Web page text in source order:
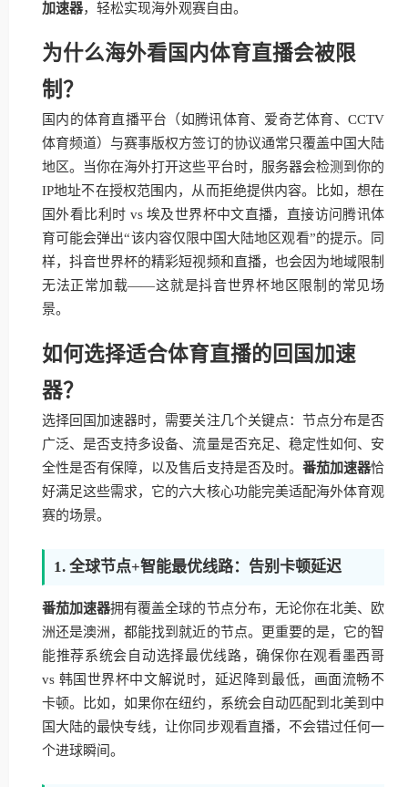
加速器，轻松实现海外观赛自由。
为什么海外看国内体育直播会被限
制？
国内的体育直播平台（如腾讯体育、爱奇艺体育、CCTV
体育频道）与赛事版权方签订的协议通常只覆盖中国大陆
地区。当你在海外打开这些平台时，服务器会检测到你的
IP地址不在授权范围内，从而拒绝提供内容。比如，想在
国外看比利时 vs 埃及世界杯中文直播，直接访问腾讯体
育可能会弹出“该内容仅限中国大陆地区观看”的提示。同
样，抖音世界杯的精彩短视频和直播，也会因为地域限制
无法正常加载——这就是抖音世界杯地区限制的常见场
景。
如何选择适合体育直播的回国加速
器？
选择回国加速器时，需要关注几个关键点：节点分布是否
广泛、是否支持多设备、流量是否充足、稳定性如何、安
全性是否有保障，以及售后支持是否及时。 番茄加速器恰
好满足这些需求，它的六大核心功能完美适配海外体育观
赛的场景。
1. 全球节点+智能最优线路：告别卡顿延迟
番茄加速器拥有覆盖全球的节点分布，无论你在北美、欧
洲还是澳洲，都能找到就近的节点。更重要的是，它的智
能推荐系统会自动选择最优线路，确保你在观看墨西哥
vs 韩国世界杯中文解说时，延迟降到最低，画面流畅不
卡顿。比如，如果你在纽约，系统会自动匹配到北美到中
国大陆的最快专线，让你同步观看直播，不会错过任何一
个进球瞬间。